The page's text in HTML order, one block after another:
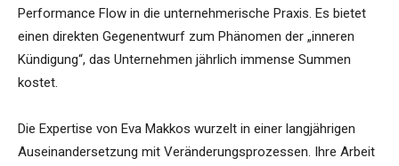
Performance Flow in die unternehmerische Praxis. Es bietet
einen direkten Gegenentwurf zum Phänomen der „inneren
Kündigung“, das Unternehmen jährlich immense Summen
kostet.
Die Expertise von Eva Makkos wurzelt in einer langjährigen
Auseinandersetzung mit Veränderungsprozessen. Ihre Arbeit